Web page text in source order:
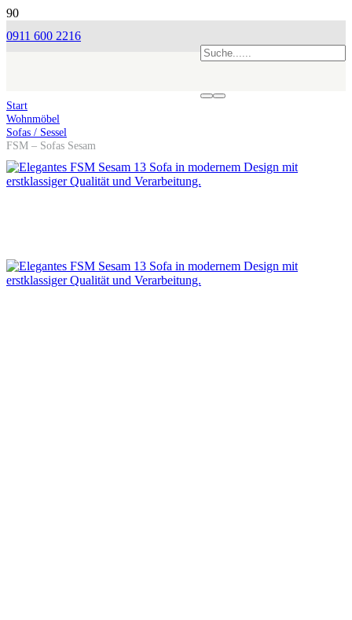
0911 600 2216
Start
Wohnmöbel
Sofas / Sessel
FSM – Sofas Sesam